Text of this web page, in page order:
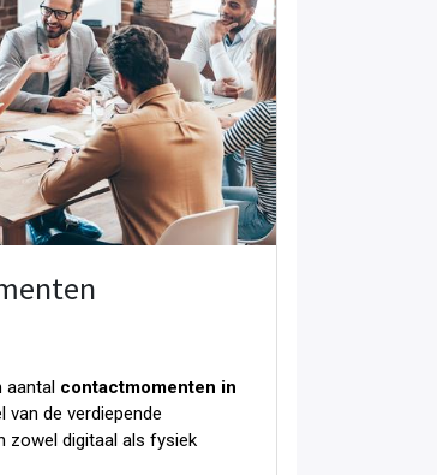
aantal contactmomenten in
van de verdiepende
zowel digitaal als fysiek